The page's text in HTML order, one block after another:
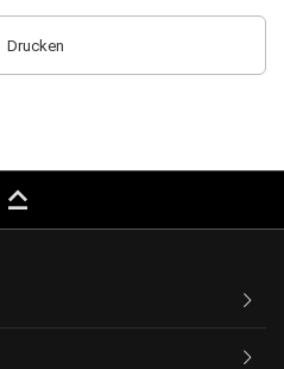
Drucken
keyboard_capslock